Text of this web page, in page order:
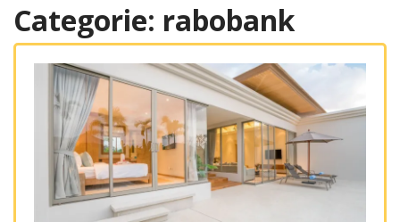
Categorie: rabobank